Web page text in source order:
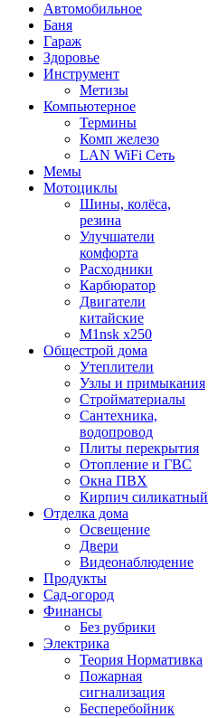
Автомобильное
Баня
Гараж
Здоровье
Инструмент
Метизы
Компьютерное
Термины
Комп железо
LAN WiFi Сеть
Мемы
Мотоциклы
Шины, колёса,
резина
Улучшатели
комфорта
Расходники
Карбюратор
Двигатели
китайские
M1nsk x250
Общестрой дома
Утеплители
Узлы и примыкания
Стройматериалы
Сантехника,
водопровод
Плиты перекрытия
Отопление и ГВС
Окна ПВХ
Кирпич силикатный
Отделка дома
Освещение
Двери
Видеонаблюдение
Продукты
Сад-огород
Финансы
Без рубрики
Электрика
Теория Нормативка
Пожарная
сигнализация
Бесперебойник